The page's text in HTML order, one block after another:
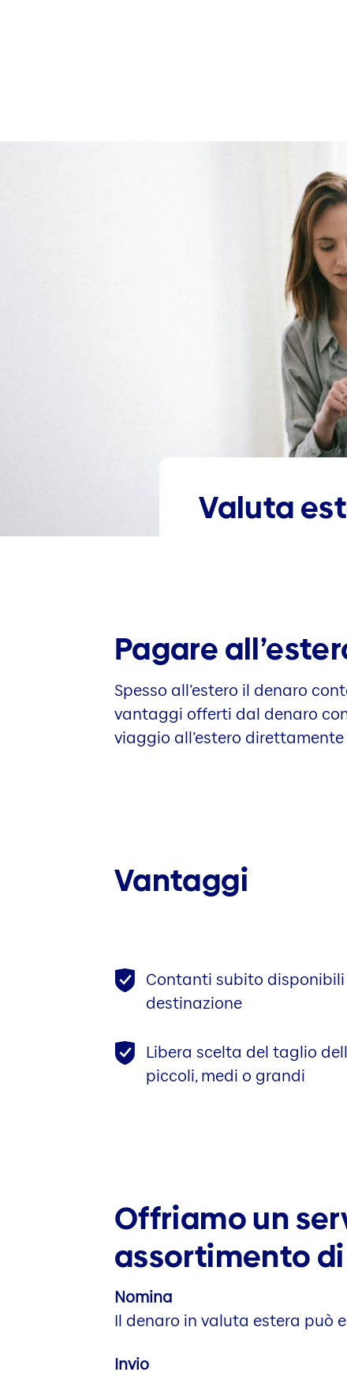
Valuta
Pagare
Spesso all’estero il denaro
vantaggi offerti dal denaro
viaggio all’estero
Vantaggi
Contanti subito disponibili
destinazione
Libera scelta del taglio
piccoli, medi o grandi
Offriamo un
assortimento
Nomina
Il denaro in valuta estera può
Invio